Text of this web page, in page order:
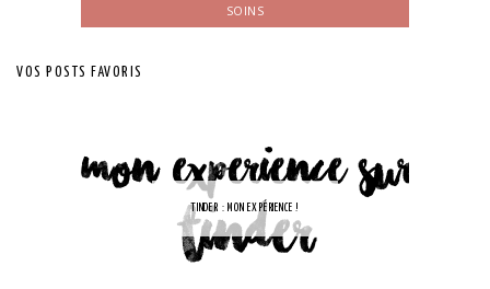
SOINS
VOS POSTS FAVORIS
TINDER : MON EXPÉRIENCE !